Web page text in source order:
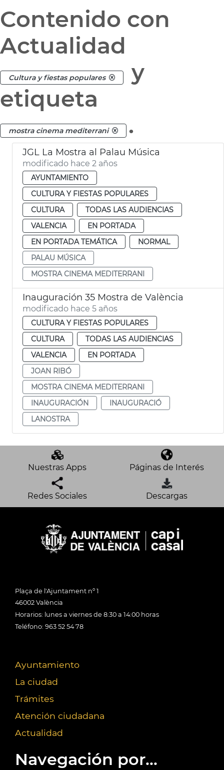
Contenido con
Actualidad
Cultura y fiestas populares
y
etiqueta
mostra cinema mediterrani .
JGL La Mostra al Palau Música
modificado hace 2 años
AYUNTAMIENTO
CULTURA Y FIESTAS POPULARES
CULTURA
TODAS LAS AUDIENCIAS
VALENCIA
EN PORTADA
EN PORTADA TEMÁTICA
NORMAL
PALAU MÚSICA
MOSTRA CINEMA MEDITERRANI
Inauguración 35 Mostra de València
modificado hace 5 años
CULTURA Y FIESTAS POPULARES
CULTURA
TODAS LAS AUDIENCIAS
VALENCIA
EN PORTADA
JOAN RIBÓ
MOSTRA CINEMA MEDITERRANI
INAUGURACIÓN
INAUGURACIÓ
LANOSTRA
Nuestras Apps Páginas de Interés
Redes Sociales Descargas
Plaça de l'Ajuntament nº 1
46002 València
Horarios: lunes a viernes de 8:30 a 14:00 horas
Teléfono: 963 52 54 78
Ayuntamiento
La ciudad
Trámites
Atención ciudadana
Actualidad
Navegación por...